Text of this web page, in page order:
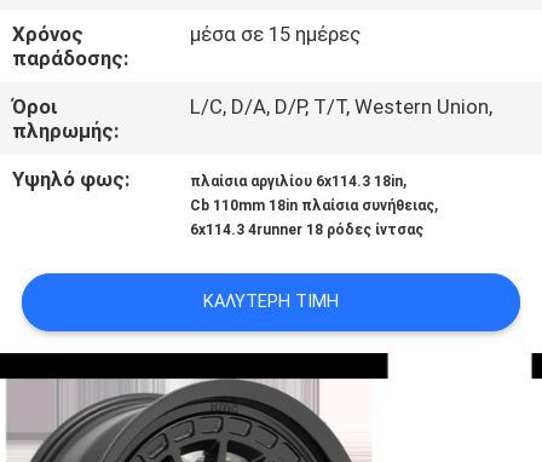
ΜΕ
ΖΗΤΉΣΤΕ
ΈΝΑ
ΑΠΌΣΠΑΣΜΑ
SITEMAP
PRIVACY
POLICY
Χρόνος
παράδοσης:
μέσα σε 15 ημέρες
Όροι
πληρωμής:
L/C, D/A, D/P, T/T, Western Union,
Υψηλό φως: πλαίσια αργιλίου 6x114.3 18in,
Cb 110mm 18in πλαίσια συνήθειας,
6x114.3 4runner 18 ρόδες ίντσας
ΚΑΛΎΤΕΡΗ ΤΙΜΉ